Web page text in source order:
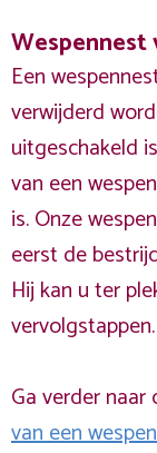
Een
verwijderd
uitgeschakeld
van een
is. Onze
eerst de
Hij kan u ter
vervolgstappen.
Ga verder
van een